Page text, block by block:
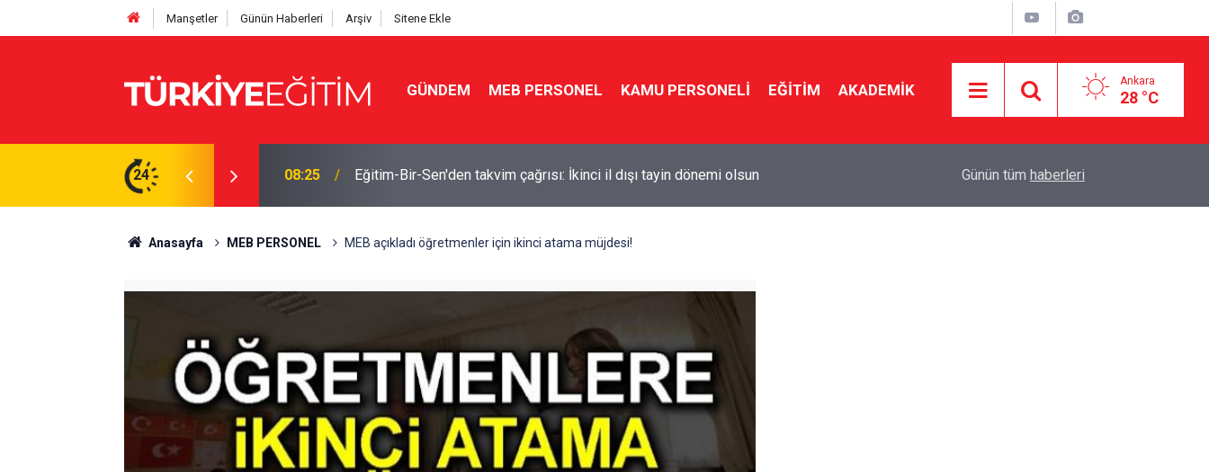
Manşetler Günün Haberleri Arşiv Sitene Ekle
GÜNDEM MEB PERSONEL KAMU PERSONELİ EĞİTİM AKADEMİK Ankara
28 °C
24
İkinci il dışı tayin dönemi olsun 08:23 MEB Şube müdürlüğü sınavında 6 aydır sessizlik! Sözlü tarihi açıklanmadı "Sınıf öğretmenliği de bir branştır" Maaş
Günün tüm haberleri
Anasayfa MEB PERSONEL MEB açıkladı öğretmenler için ikinci atama müjdesi!